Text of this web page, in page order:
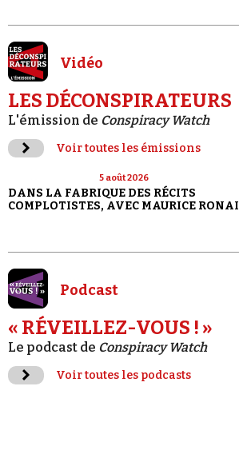
Vidéo
LES DÉCONSPIRATEURS
L'émission de Conspiracy Watch
Voir toutes les émissions
5 août 2026
DANS LA FABRIQUE DES RÉCITS
COMPLOTISTES, AVEC MAURICE RONAI
Podcast
« RÉVEILLEZ-VOUS ! »
Le podcast de Conspiracy Watch
Voir toutes les podcasts